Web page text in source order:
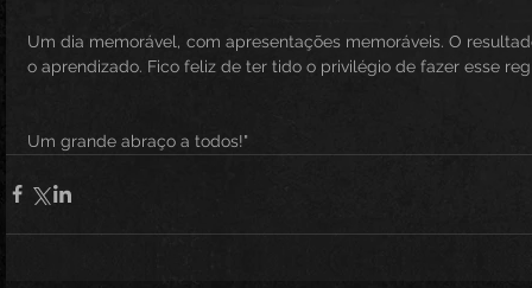
Um dia memorável, com apresentações memoráveis. O
o aprendizado. Fico feliz de ter tido o privilégio de fazer esse
Um grande abraço a todos!"